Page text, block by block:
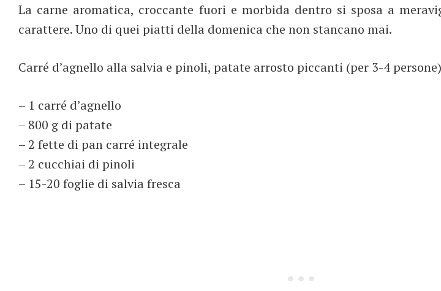
La carne aromatica, croccante fuori e morbida dentro si sposa a
carattere. Uno di quei piatti della domenica che non stancano mai.
Carré d’agnello alla salvia e pinoli, patate arrosto piccanti (per 3-4 persone)
– 1 carré d’agnello
– 800 g di patate
– 2 fette di pan carré integrale
– 2 cucchiai di pinoli
– 15-20 foglie di salvia fresca